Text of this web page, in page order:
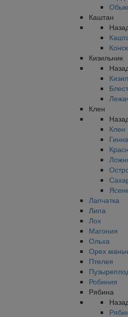
Каштан
Кизильник
Клен
Клен
Лапчатка
Липа
Лох
Магония
Ольха
Орех
Птелея
Робиния
Рябина